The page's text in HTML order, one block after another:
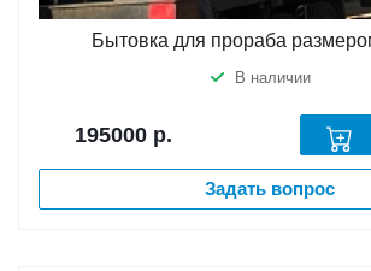
Бытовка для прораба
В наличии
195000 р.
Задать вопрос